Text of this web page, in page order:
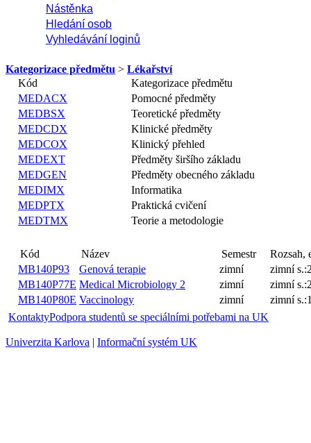
Nástěnka
Hledání osob
Vyhledávání loginů
Kategorizace předmětu > Lékařství
Kód
Kategorizace předmětu
MEDACX
Pomocné předměty
MEDBSX
Teoretické předměty
MEDCDX
Klinické předměty
MEDCOX
Klinický přehled
MEDEXT
Předměty širšího základu
MEDGEN
Předměty obecného základu
MEDIMX
Informatika
MEDPTX
Praktická cvičení
MEDTMX
Teorie a metodologie
Kód
Název
MB140P93 Genová terapie zimní